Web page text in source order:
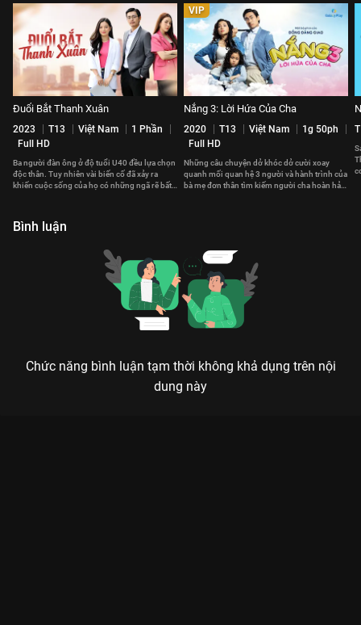
Đuổi Bắt Thanh Xuân
2023 T13 Việt Nam
1 Phần
Full HD
Ba người đàn ông ở độ tuổi U40 đều lựa chọn
độc thân. Tuy nhiên vài biến cố đã xảy ra
khiến cuộc sống của họ có những ngã rẽ bất
VIP
Nắng 3: Lời Hứa Của Cha
2020 T13 Việt Nam
1g 50ph
Full HD
Những câu chuyện dở khóc dở cười xoay
quanh mối quan hệ 3 người và hành trình của
bà mẹ đơn thân tìm kiếm người cha hoàn hảo
Bình luận
Chức năng bình luận tạm thời không khả dụng trên nội
dung này